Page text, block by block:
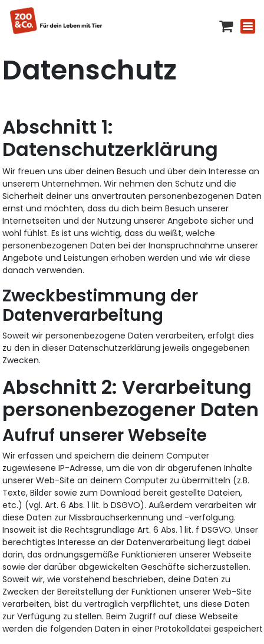
Datenschutz
Datenschutzerklärung
Wir freuen uns über deinen Besuch und über dein Interesse an
unserem Unternehmen. Wir nehmen den Schutz und die
Sicherheit deiner uns anvertrauten personenbezogenen Daten
ernst und möchten, dass du dich beim Besuch unserer
Internetseiten und der Nutzung unserer Angebote sicher und
wohl fühlst. Es ist uns wichtig, dass du weißt, welche
personenbezogenen Daten bei der Inanspruchnahme unserer
Angebote und Leistungen erhoben werden und wie wir diese
danach verwenden.
Zweckbestimmung der
Datenverarbeitung
Soweit wir personenbezogene Daten verarbeiten, erfolgt dies
zu den in dieser Datenschutzerklärung jeweils angegebenen
Zwecken.
Verarbeitung
personenbezogener Daten
Aufruf unserer Webseite
Wir erfassen und speichern die deinem Computer
zugewiesene IP-Adresse, um die von dir abgerufenen Inhalte
unserer Web-Site an deinem Computer zu übermitteln (z.B.
Texte, Bilder sowie zum Download bereit gestellte Dateien,
etc.) (vgl. Art. 6 Abs. 1 lit. b DSGVO). Außerdem verarbeiten wir
diese Daten zur Missbrauchserkennung und -verfolgung.
Insoweit ist die Rechtsgrundlage Art. 6 Abs. 1 lit. f DSGVO. Unser
berechtigtes Interesse an der Datenverarbeitung liegt dabei
darin, das ordnungsgemäße Funktionieren unserer Webseite
sowie der darüber abgewickelten Geschäfte sicherzustellen.
Soweit wir, wie vorstehend beschrieben, deine Daten zu
Zwecken der Bereitstellung der Funktionen unserer Web-Site
verarbeiten, bist du vertraglich verpflichtet, uns diese Daten
zur Verfügung zu stellen. Beim Zugriff auf diese Webseite
werden die folgenden Daten in einer Protokolldatei gespeichert